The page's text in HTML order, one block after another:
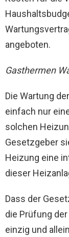
angeboten.
Gasthermen
Die Wartung
einfach nur
solchen
Gesetzgeber
Heizung eine
dieser
Dass der
die Prüfung
einzig und